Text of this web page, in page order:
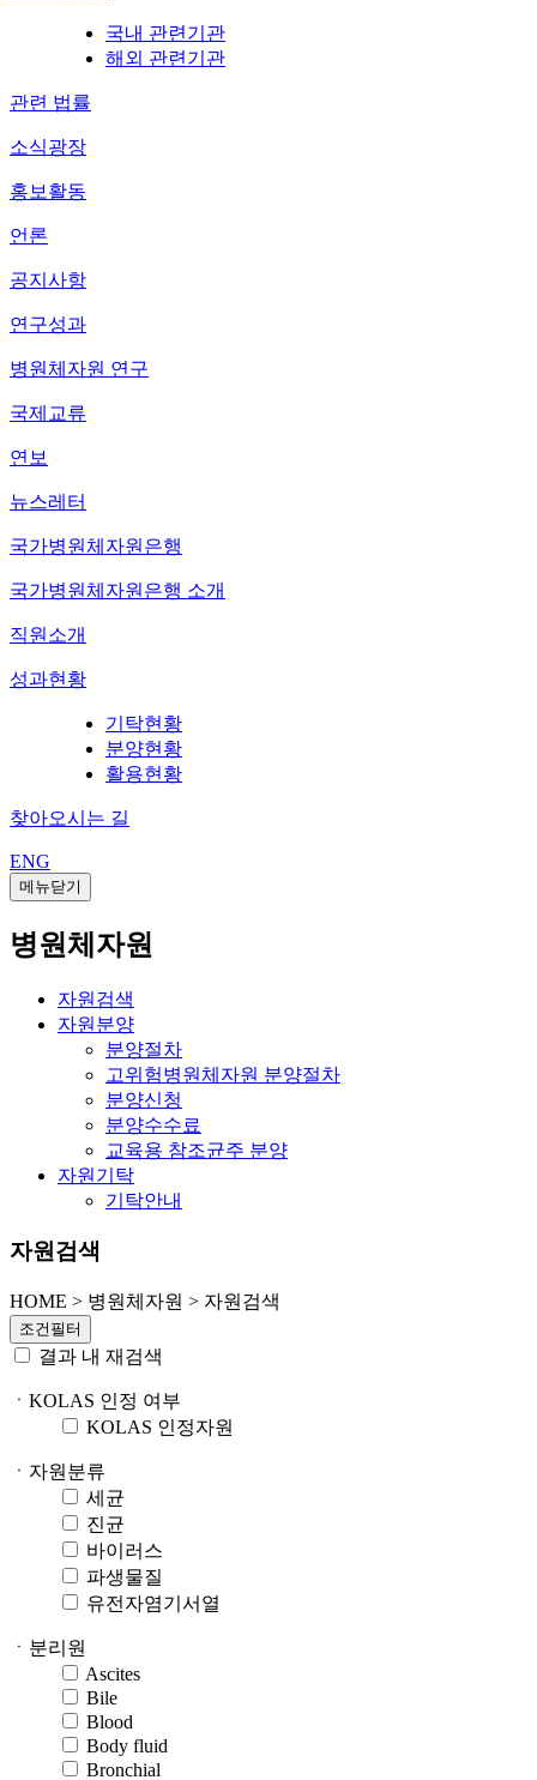
국내 관련기관
해외 관련기관
관련 법률
소식광장
홍보활동
언론
공지사항
연구성과
병원체자원 연구
국제교류
연보
뉴스레터
국가병원체자원은행
국가병원체자원은행 소개
직원소개
성과현황
기탁현황
분양현황
활용현황
찾아오시는 길
ENG
메뉴닫기
병원체자원
자원검색
자원분양
분양절차
고위험병원체자원 분양절차
분양신청
분양수수료
교육용 참조균주 분양
자원기탁
기탁안내
자원검색
HOME > 병원체자원 > 자원검색
조건필터
결과 내 재검색
ㆍKOLAS 인정 여부
KOLAS 인정자원
ㆍ자원분류
세균
진균
바이러스
파생물질
유전자염기서열
ㆍ분리원
Ascites
Bile
Blood
Body fluid
Bronchial